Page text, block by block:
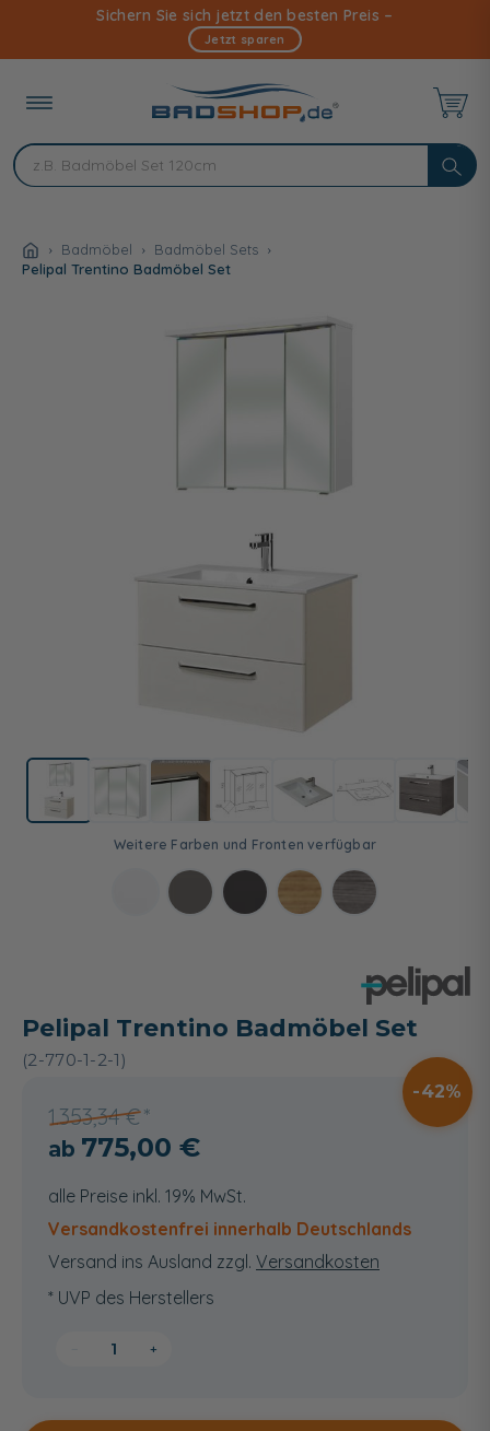
Inhalt
Sichern Sie sich jetzt den besten Preis –
Jetzt sparen
Badmöbel
Badmöbel Sets
Pelipal Trentino Badmöbel Set
Pelipal Trentino Badmöbel Set
(2-770-1-2-1)
1.353,34 €
42
775,00 €
alle Preise inkl. 19% MwSt.
Versandkostenfrei innerhalb Deutschlands
Versand ins Ausland zzgl. Versandkosten
* UVP des Herstellers
+